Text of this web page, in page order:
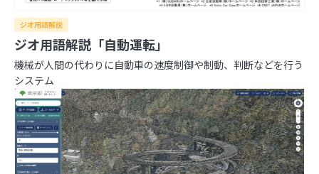
2026年
8月
7月 6月 5月 4月
2025年
12月
11月 10月 9月 8月 7月 6月 5月
4月
3月
2月 1月
2024年
12月
11月 10月 9月 8月 7月 6月 5月
4月
3月
2月 1月
2023年
12月
11月 10月 9月 8月 7月 6月 5月
4月
3月
2月 1月
2022年
12月
11月 10月 9月 8月 7月 6月 5月
4月
3月
2月 1月
2021年
12月
11月 10月 9月 8月 7月 6月 5月
4月
3月
2月 1月
ジオ用語解説
ジオ用語解説「自動運転」
機械が人間の代わりに自動車の速度制御や制動、判断などを行う
システム